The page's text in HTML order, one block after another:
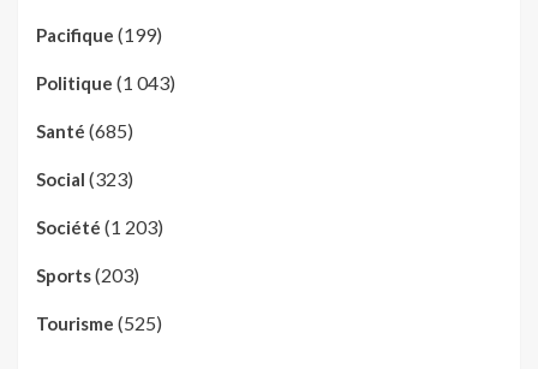
Pacifique (199)
Politique (1 043)
Santé (685)
Social (323)
Société (1 203)
Sports(203)
Tourisme (525)